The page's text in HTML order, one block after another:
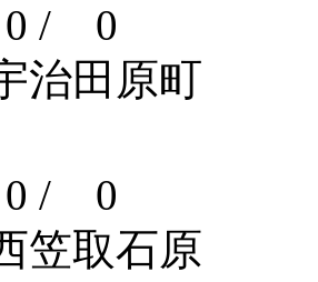
0 / 0
治田原町
0 / 0
笠取石原